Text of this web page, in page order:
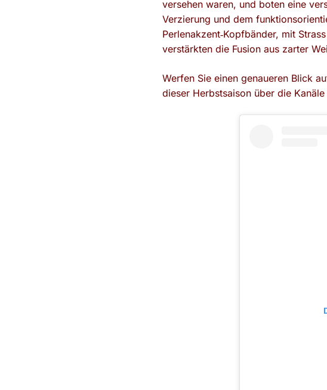
versehen waren, und boten eine
Verzierung und dem
Perlenakzent‑Kopfbänder, mit
verstärkten die Fusion aus zarter
Werfen Sie einen genaueren Blick
dieser Herbstsaison über die